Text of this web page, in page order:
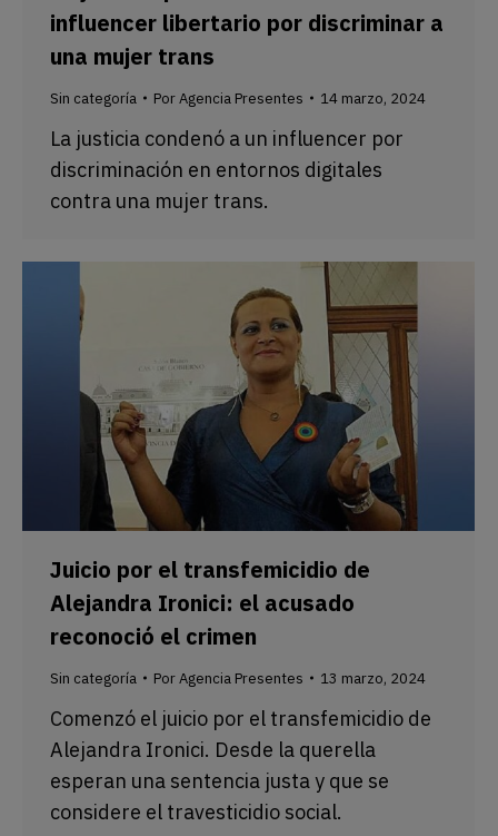
influencer libertario por discriminar a
una mujer trans
Sin categoría PorAgencia Presentes 14 marzo, 2024
La justicia condenó a un influencer por
discriminación en entornos digitales
contra una mujer trans.
Juicio por el transfemicidio de
Alejandra Ironici: el acusado
reconoció el crimen
Sin categoría PorAgencia Presentes 13 marzo, 2024
Comenzó el juicio por el transfemicidio de
Alejandra Ironici. Desde la querella
esperan una sentencia justa y que se
considere el travesticidio social.